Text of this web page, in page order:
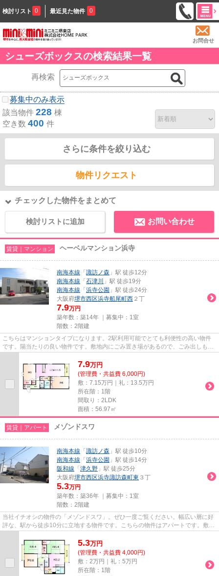
検討リスト 0 最近見た物件 0
お問合せ
シューズボックスの検索結果一覧
再検索
募集中のみ表示
該当物件 228 棟
空き数 400 件
さらに条件を絞り込む
物件リクエスト
チェックした物件をまとめて
検討リストに追加 お問い合わせ
賃貸｜マンション ヘーベルマンション浜寺
南海本線 「 諏訪ノ森 」駅 徒歩12分
南海本線 「 石津川
」駅 徒歩19分
南海本線 「 浜寺公園 」駅 徒歩24分
大阪府堺市西区浜寺船尾町西 ２丁
7.9万円
築年数：築14年 ｜募集中： 1室
階数：2階建
こちらはマンションタイプになります。2駅利用可能でとても利便性の高い物件
です。陽当たりの良い物件です。敷地内にごみ置き場があるので、ごみ出しも便
7.9万円
(管理費・共益費 6,000円)
敷：7.15万円｜礼：13.5万円
所在階：1階
間取り：2LDK
面積：56.97㎡
賃貸｜アパート メゾンドスワ
南海本線 「 諏訪ノ森 」駅 徒歩10分
南海本線 「 浜寺公園 」駅 徒歩14分
阪和線 「 津久野 」駅 徒歩25分
大阪府堺市西区浜寺諏訪森町東 ３丁
5.3万円
築年数：築36年 ｜募集中： 1室
階数：2階建
当社イチオシの物件の「メゾンドスワ」。ぜひ一度ご覧ください。幅広い層に好
評な、駅から徒歩10分に立地する物件です。こちらの物件はアパートです。敷地
5.3万円
(管理費・共益費 4,000円)
敷：2万円｜礼：5万円
所在階：1階